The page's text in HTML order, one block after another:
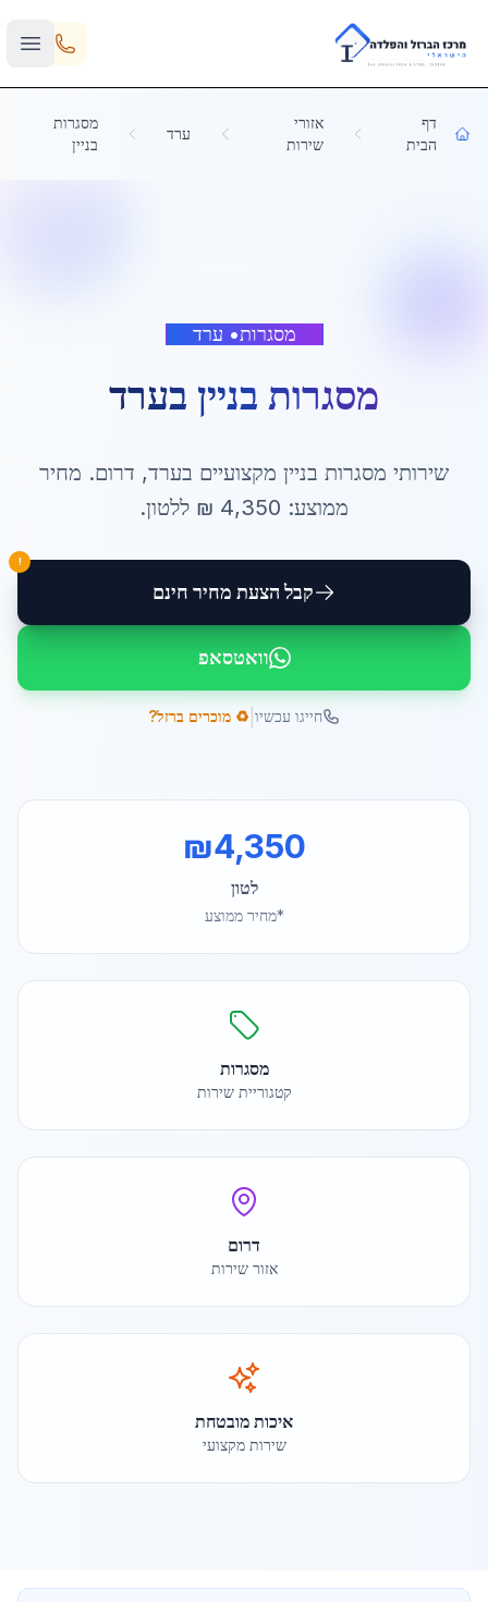
Skip to main content
דף
הבית
אזורי
שירות
ערד
מסגרות
בניין
מסגרות• ערד
מסגרות בניין בערד
שירותי מסגרות בניין מקצועיים בערד, דרום. מחיר
ממוצע: 4,350 ₪ ללטון.
קבל הצעת מחיר חינם
!
וואטסאפ
חייגו עכשיו ♻️ מוכרים ברזל?
₪4,350
לטון
*מחיר ממוצע
מסגרות
קטגוריית שירות
דרום
אזור שירות
איכות מובטחת
שירות מקצועי